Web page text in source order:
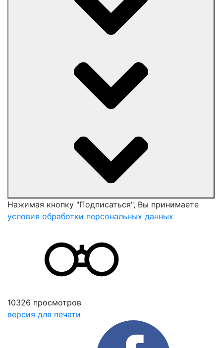
Нажимая кнопку "Подписаться", Вы принимаете
условия обработки персональных данных
10326 просмотров
версия для печати